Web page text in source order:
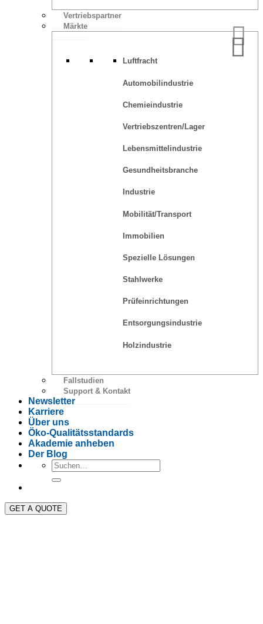
Vertriebspartner
Märkte
Luftfracht
Automobilindustrie
Chemieindustrie
Vertriebszentren/Lager
Lebensmittelindustrie
Gesundheitsbranche
Industrie
Mobilität/Transport
Immobilien
Spezielle Lösungen
Stahlwerke
Prüfeinrichtungen
Entsorgungsindustrie
Holzindustrie
Fallstudien
Support & Kontakt
Newsletter
Karriere
Über uns
Öko-Qualitätsstandards
Akademie anheben
Der Blog
GET A QUOTE